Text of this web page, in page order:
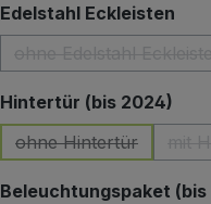
Edelstahl Eckleisten
(Diese
Hintertür (bis 2024)
ohne Hintertür
(Diese Option ist
Beleuchtungspaket (bis